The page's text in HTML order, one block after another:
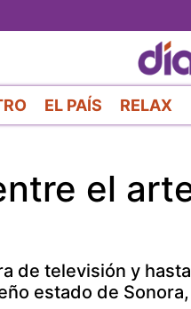
EL PAÍS RELAX
el
televisión y
estado de